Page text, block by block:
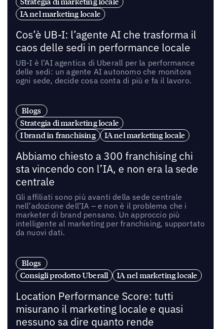
IA nel marketing locale
Cos’è UB-I: l’agente AI che trasforma il
caos delle sedi in performance locale
UB-I è l’AI agentica di Uberall per la performance
delle sedi: un agente AI autonomo che monitora
ogni sede, decide cosa conta di più e fa il lavoro.
Blogs
Strategia di marketing locale
I brand in franchising
IA nel marketing locale
Abbiamo chiesto a 300 franchising chi
sta vincendo con l’IA, e non era la sede
centrale
Gli affiliati sono più avanti della sede centrale
nell’adozione dell’IA – e non è il problema che i
marketer di brand pensano. Un approccio più
intelligente al marketing per franchising, supportato
da nuovi dati.
Blogs
Consigli prodotto Uberall
IA nel marketing locale
Location Performance Score: tutti
misurano il marketing locale e quasi
nessuno sa dire quanto rende